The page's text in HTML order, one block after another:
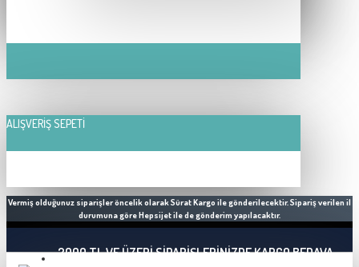
ALIŞVERIŞ SEPETI
Vermiş olduğunuz siparişler öncelik olarak Sürat Kargo ile gönderilecektir. Sipariş verilen il
durumuna göre Hepsijet ile de gönderim yapılacaktır.
2000 TL VE ÜZERI SIPARIŞLERINIZDE KARGO BEDAVA